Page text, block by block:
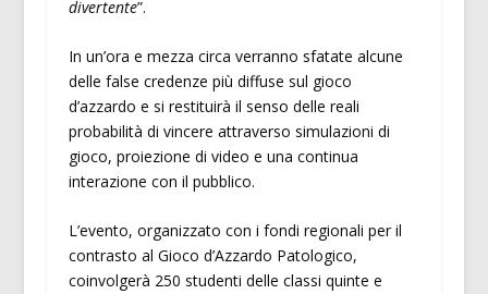
divertente”.
In un’ora e mezza circa verranno sfatate alcune
delle false credenze più diffuse sul gioco
d’azzardo e si restituirà il senso delle reali
probabilità di vincere attraverso simulazioni di
gioco, proiezione di video e una continua
interazione con il pubblico.
L’evento, organizzato con i fondi regionali per il
contrasto al Gioco d’Azzardo Patologico,
coinvolgerà 250 studenti delle classi quinte e